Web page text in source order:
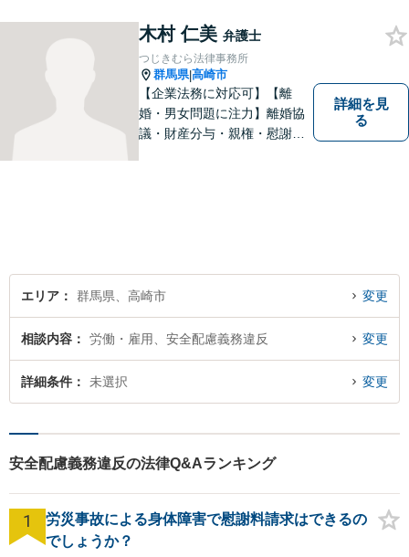
す。最善の解決策は何なの
か、一緒に考えていきましょ
う。
木村 仁美 弁護士
つじきむら法律事務所
群馬県|高崎市
【企業法務に対応可】【離
婚・男女問題に注力】離婚協
議・財産分与・親権・慰謝料
詳細を見
る
エリア 群馬県、高崎市 変更
相談内容 労働・雇用、安全配慮義務違反 変更
詳細条件 未選択 変更
安全配慮義務違反の法律Q&Aランキング
1
労災事故による身体障害で慰謝料請求はできるの
でしょうか？